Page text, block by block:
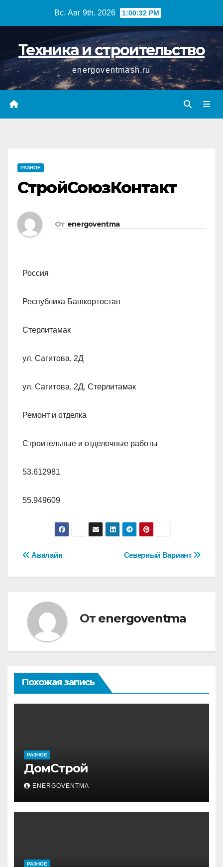
Вс. Авг 9th, 2026 1:00:32 PM
Техника и строительство
energoventmash.ru
РАЗНОЕ
СтройСоюзКонтакт
От energoventma
Россия
Республика Башкортостан
Стерлитамак
ул. Сагитова, 2Д
ул. Сагитова, 2Д, Стерлитамак
Ремонт и отделка
Строительные и отделочные работы
53.612981
55.949609
Навигация
по
записям
Северный Вариант
Авалайн
От energoventma
Похожая запись
РАЗНОЕ
ДомСтрой
ENERGOVENTMA
РАЗНОЕ